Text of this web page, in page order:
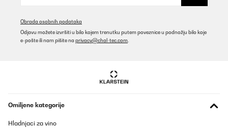
Obrada osobnih podataka
Odjavu možete izvršiti u bilo kojem trenutku putem poveznice u podnožju bilo koje
e-pošte ili nam pišite na privacy@chal-tec.com
Omiljene kategorije
Hladnjaci za vino